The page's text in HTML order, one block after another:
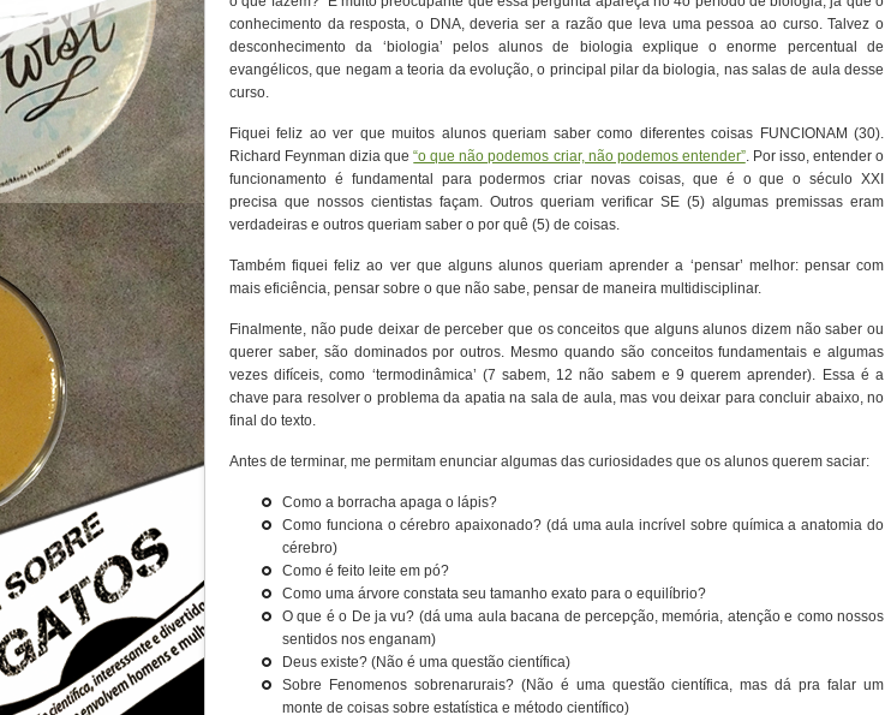
conhecimento da resposta, o DNA, deveria ser a razão que leva uma pessoa ao curso. Talvez o
desconhecimento da ‘biologia’ pelos alunos de biologia explique o enorme percentual de
evangélicos, que negam a teoria da evolução, o principal pilar da biologia, nas salas de aula desse
curso.
Fiquei feliz ao ver que muitos alunos queriam saber como diferentes coisas FUNCIONAM (30).
Richard Feynman dizia que“o que não podemos criar, não podemos entender”. Por isso, entender o
funcionamento é fundamental para podermos criar novas coisas, que é o que o século XXI
precisa que nossos cientistas façam. Outros queriam verificar SE (5) algumas premissas eram
verdadeiras e outros queriam saber o por quê (5) de coisas.
Também fiquei feliz ao ver que alguns alunos queriam aprender a ‘pensar’ melhor: pensar com
mais eficiência, pensar sobre o que não sabe, pensar de maneira multidisciplinar.
Finalmente, não pude deixar de perceber que os conceitos que alguns alunos dizem não saber ou
querer saber, são dominados por outros. Mesmo quando são conceitos fundamentais e algumas
vezes difíceis, como ‘termodinâmica’ (7 sabem, 12 não sabem e 9 querem aprender). Essa é a
chave para resolver o problema da apatia na sala de aula, mas vou deixar para concluir abaixo, no
final do texto.
Antes de terminar, me permitam enunciar algumas das curiosidades que os alunos querem saciar:
Como a borracha apaga o lápis?
Como funciona o cérebro apaixonado? (dá uma aula incrível sobre química a anatomia do
cérebro)
Como é feito leite em pó?
Como uma árvore constata seu tamanho exato para o equilíbrio?
O que é o De ja vu? (dá uma aula bacana de percepção, memória, atenção e como nossos
sentidos nos enganam)
Deus existe? (Não é uma questão científica)
Sobre Fenomenos sobrenarurais? (Não é uma questão científica, mas dá pra falar um
monte de coisas sobre estatística e método científico)